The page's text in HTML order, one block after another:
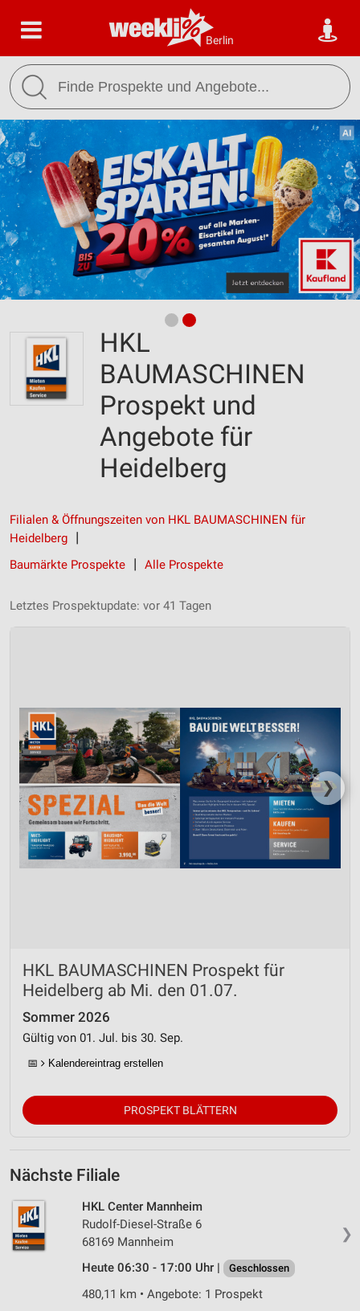
Berlin
HKL
BAUMASCHINEN
Prospekt und
Angebote für
Heidelberg
Filialen & Öffnungszeiten von HKL BAUMASCHINEN für
Heidelberg
Baumärkte Prospekte
Alle Prospekte
Letztes Prospektupdate: vor 41 Tagen
❯
HKL BAUMASCHINEN Prospekt für
Heidelberg ab Mi. den 01.07.
Sommer 2026
Gültig von 01. Jul. bis 30. Sep.
📅 Kalendereintrag erstellen
PROSPEKT BLÄTTERN
Nächste Filiale
❯
HKL Center Mannheim
Rudolf-Diesel-Straße 6
68169 Mannheim
Heute 06:30 - 17:00 Uhr |
Geschlossen
480,11 km • Angebote: 1 Prospekt